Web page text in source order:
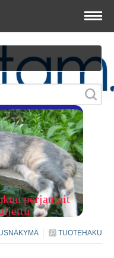
Vantaa
perjantait
TUOTEHAKU